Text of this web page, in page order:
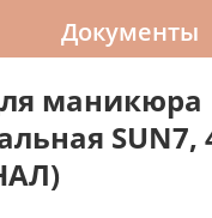
Документы
маникюра
SUN7,